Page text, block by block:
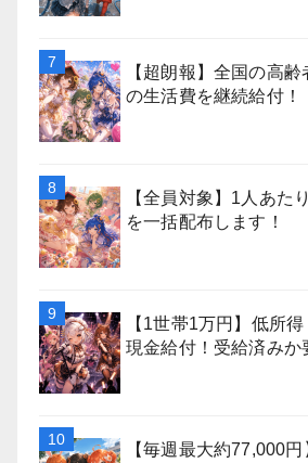
【超朗報】全国の高
の生活費を継続給付！
【全員対象】1人あた
を一括配布します！
【1世帯1万円】低所
現金給付！受給済みか
【毎週最大約77,000